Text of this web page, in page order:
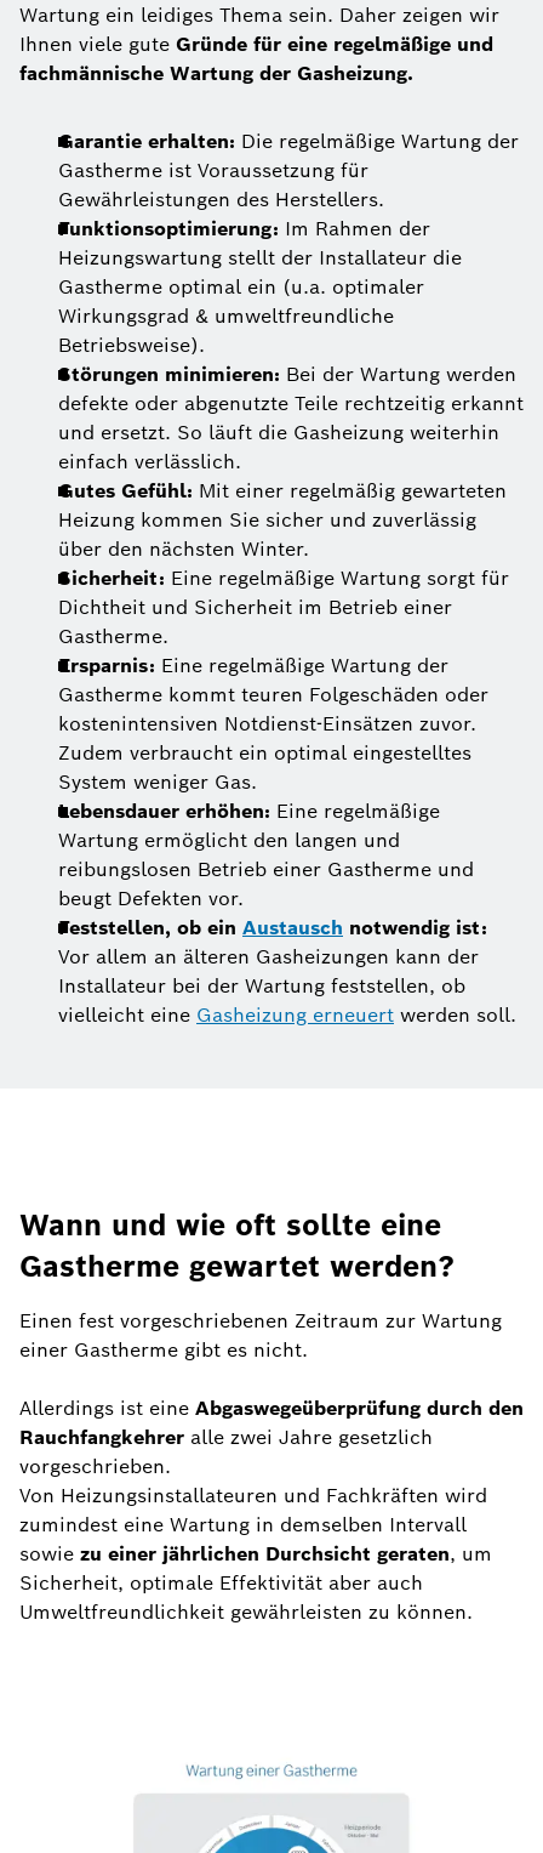
Wartung ein leidiges Thema sein. Daher zeigen wir
Ihnen viele gute Gründe für eine regelmäßige und
fachmännische Wartung der Gasheizung.
Garantie erhalten: Die regelmäßige Wartung der
Gastherme ist Voraussetzung für
Gewährleistungen des Herstellers.
Funktionsoptimierung: Im Rahmen der
Heizungswartung stellt der Installateur die
Gastherme optimal ein (u.a. optimaler
Wirkungsgrad & umweltfreundliche
Betriebsweise).
Störungen minimieren: Bei der Wartung werden
defekte oder abgenutzte Teile rechtzeitig erkannt
und ersetzt. So läuft die Gasheizung weiterhin
einfach verlässlich.
Gutes Gefühl: Mit einer regelmäßig gewarteten
Heizung kommen Sie sicher und zuverlässig
über den nächsten Winter.
Sicherheit: Eine regelmäßige Wartung sorgt für
Dichtheit und Sicherheit im Betrieb einer
Gastherme.
Ersparnis: Eine regelmäßige Wartung der
Gastherme kommt teuren Folgeschäden oder
kostenintensiven Notdienst-Einsätzen zuvor.
Zudem verbraucht ein optimal eingestelltes
System weniger Gas.
Lebensdauer erhöhen: Eine regelmäßige
Wartung ermöglicht den langen und
reibungslosen Betrieb einer Gastherme und
beugt Defekten vor.
Feststellen, ob ein Austausch notwendig ist:
Vor allem an älteren Gasheizungen kann der
Installateur bei der Wartung feststellen, ob
vielleicht eine Gasheizung erneuert werden soll.
Wann und wie oft sollte eine
Gastherme gewartet werden?
Einen fest vorgeschriebenen Zeitraum zur Wartung
einer Gastherme gibt es nicht.
Allerdings ist eine Abgaswegeüberprüfung durch den
Rauchfangkehrer alle zwei Jahre gesetzlich
vorgeschrieben.
Von Heizungsinstallateuren und Fachkräften wird
zumindest eine Wartung in demselben Intervall
sowie zu einer jährlichen Durchsicht geraten, um
Sicherheit, optimale Effektivität aber auch
Umweltfreundlichkeit gewährleisten zu können.